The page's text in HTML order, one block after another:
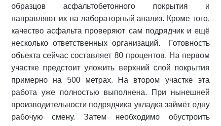
образцов асфальтобетонного покрытия и
направляют их на лабораторный анализ. Кроме того,
качество асфальта проверяют сам подрядчик и ещё
несколько ответственных организаций.
Готовность
объекта сейчас составляет 80 процентов. На первом
участке предстоит уложить верхний слой покрытия
примерно на 500 метрах. На втором участке эта
работа уже полностью выполнена. При нынешней
производительности подрядчика укладка займёт одну
рабочую смену. Затем необходимо обустроить